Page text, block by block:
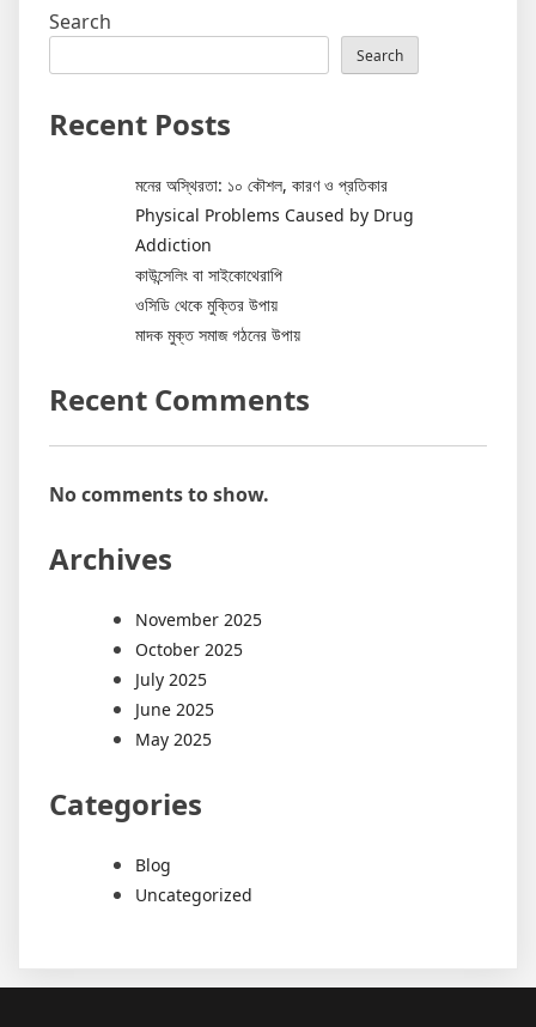
Search
Search
Recent Posts
মনের অস্থিরতা: ১০ কৌশল, কারণ ও প্রতিকার
Physical Problems Caused by Drug
Addiction
কাউন্সেলিং বা সাইকোথেরাপি
ওসিডি থেকে মুক্তির উপায়
মাদক মুক্ত সমাজ গঠনের উপায়
Recent Comments
No comments to show.
Archives
November 2025
October 2025
July 2025
June 2025
May 2025
Categories
Blog
Uncategorized